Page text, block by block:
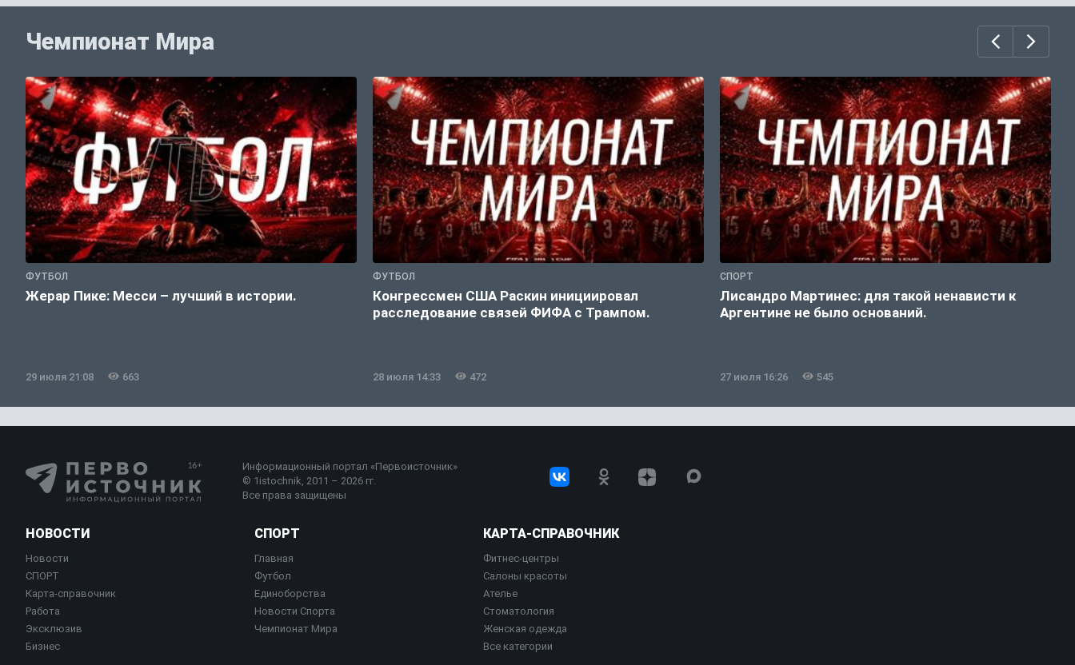
Чемпионат Мира
ФУТБОЛ
Жерар Пике: Месси – лучший в истории.
29 июля 21:08 663
ФУТБОЛ
Конгрессмен США Раскин инициировал
расследование связей ФИФА с Трампом.
28 июля 14:33 472
СПОРТ
Лисандро Мартинес: для такой ненависти к
Аргентине не было оснований.
27 июля 16:26 545
Информационный портал «Первоисточник»
© 1istochnik, 2011 – 2026 гг.
Все права защищены
НОВОСТИ
Новости
СПОРТ
Карта-справочник
Работа
Эксклюзив
Бизнес
СПОРТ
Главная
Футбол
Единоборства
Новости Спорта
Чемпионат Мира
КАРТА-СПРАВОЧНИК
Фитнес-центры
Салоны красоты
Ателье
Стоматология
Женская одежда
Все категории